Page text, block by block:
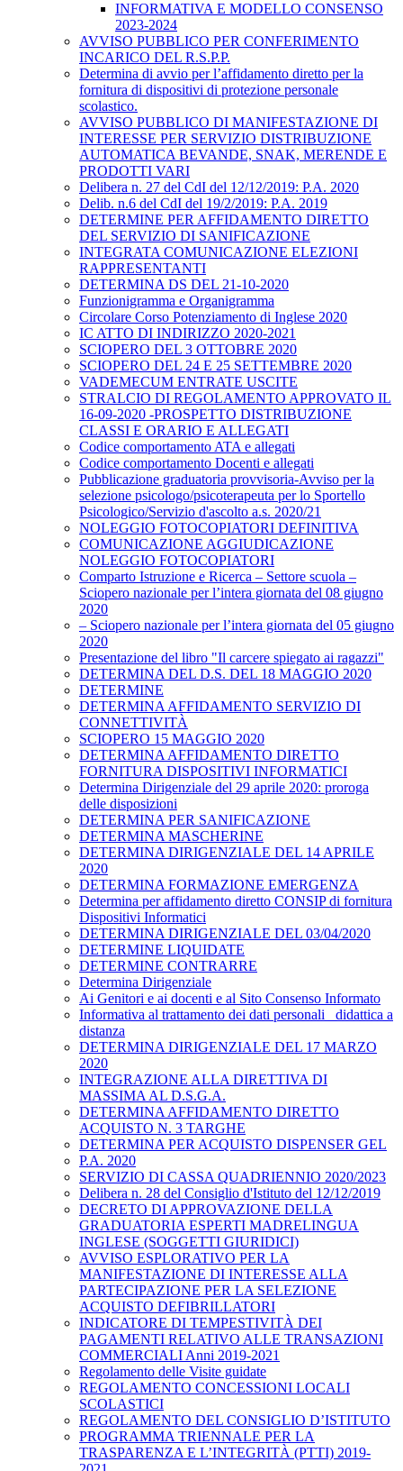
INFORMATIVA E MODELLO CONSENSO
2023-2024
AVVISO PUBBLICO PER CONFERIMENTO
INCARICO DEL R.S.P.P.
Determina di avvio per l’affidamento diretto per la
fornitura di dispositivi di protezione personale
scolastico.
AVVISO PUBBLICO DI MANIFESTAZIONE DI
INTERESSE PER SERVIZIO DISTRIBUZIONE
AUTOMATICA BEVANDE, SNAK, MERENDE E
PRODOTTI VARI
Delibera n. 27 del CdI del 12/12/2019: P.A. 2020
Delib. n.6 del CdI del 19/2/2019: P.A. 2019
DETERMINE PER AFFIDAMENTO DIRETTO
DEL SERVIZIO DI SANIFICAZIONE
INTEGRATA COMUNICAZIONE ELEZIONI
RAPPRESENTANTI
DETERMINA DS DEL 21-10-2020
Funzionigramma e Organigramma
Circolare Corso Potenziamento di Inglese 2020
IC ATTO DI INDIRIZZO 2020-2021
SCIOPERO DEL 3 OTTOBRE 2020
SCIOPERO DEL 24 E 25 SETTEMBRE 2020
VADEMECUM ENTRATE USCITE
STRALCIO DI REGOLAMENTO APPROVATO IL
16-09-2020 -PROSPETTO DISTRIBUZIONE
CLASSI E ORARIO E ALLEGATI
Codice comportamento ATA e allegati
Codice comportamento Docenti e allegati
Pubblicazione graduatoria provvisoria-Avviso per la
selezione psicologo/psicoterapeuta per lo Sportello
Psicologico/Servizio d'ascolto a.s. 2020/21
NOLEGGIO FOTOCOPIATORI DEFINITIVA
COMUNICAZIONE AGGIUDICAZIONE
NOLEGGIO FOTOCOPIATORI
Comparto Istruzione e Ricerca – Settore scuola –
Sciopero nazionale per l’intera giornata del 08 giugno
2020
– Sciopero nazionale per l’intera giornata del 05 giugno
2020
Presentazione del libro "Il carcere spiegato ai ragazzi"
DETERMINA DEL D.S. DEL 18 MAGGIO 2020
DETERMINE
DETERMINA AFFIDAMENTO SERVIZIO DI
CONNETTIVITÀ
SCIOPERO 15 MAGGIO 2020
DETERMINA AFFIDAMENTO DIRETTO
FORNITURA DISPOSITIVI INFORMATICI
Determina Dirigenziale del 29 aprile 2020: proroga
delle disposizioni
DETERMINA PER SANIFICAZIONE
DETERMINA MASCHERINE
DETERMINA DIRIGENZIALE DEL 14 APRILE
2020
DETERMINA FORMAZIONE EMERGENZA
Determina per affidamento diretto CONSIP di fornitura
Dispositivi Informatici
DETERMINA DIRIGENZIALE DEL 03/04/2020
DETERMINE LIQUIDATE
DETERMINE CONTRARRE
Determina Dirigenziale
Ai Genitori e ai docenti e al Sito Consenso Informato
Informativa al trattamento dei dati personali _didattica a
distanza
DETERMINA DIRIGENZIALE DEL 17 MARZO
2020
INTEGRAZIONE ALLA DIRETTIVA DI
MASSIMA AL D.S.G.A.
DETERMINA AFFIDAMENTO DIRETTO
ACQUISTO N. 3 TARGHE
DETERMINA PER ACQUISTO DISPENSER GEL
P.A. 2020
SERVIZIO DI CASSA QUADRIENNIO 2020/2023
Delibera n. 28 del Consiglio d'Istituto del 12/12/2019
DECRETO DI APPROVAZIONE DELLA
GRADUATORIA ESPERTI MADRELINGUA
INGLESE (SOGGETTI GIURIDICI)
AVVISO ESPLORATIVO PER LA
MANIFESTAZIONE DI INTERESSE ALLA
PARTECIPAZIONE PER LA SELEZIONE
ACQUISTO DEFIBRILLATORI
INDICATORE DI TEMPESTIVITÀ DEI
PAGAMENTI RELATIVO ALLE TRANSAZIONI
COMMERCIALI Anni 2019-2021
Regolamento delle Visite guidate
REGOLAMENTO CONCESSIONI LOCALI
SCOLASTICI
REGOLAMENTO DEL CONSIGLIO D’ISTITUTO
PROGRAMMA TRIENNALE PER LA
TRASPARENZA E L’INTEGRITÀ (PTTI) 2019-